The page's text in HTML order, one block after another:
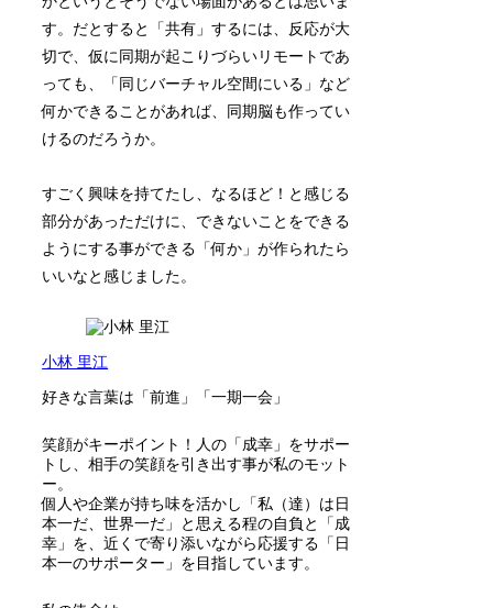
す。だとすると「共有」するには、反応が大
切で、仮に同期が起こりづらいリモートであ
っても、「同じバーチャル空間にいる」など
何かできることがあれば、同期脳も作ってい
けるのだろうか。
すごく興味を持てたし、なるほど！と感じる
部分があっただけに、できないことをできる
ようにする事ができる「何か」が作られたら
いいなと感じました。
小林 里江
好きな言葉は「前進」「一期一会」
笑顔がキーポイント！人の「成幸」をサポー
トし、相手の笑顔を引き出す事が私のモット
ー。
個人や企業が持ち味を活かし「私（達）は日
本一だ、世界一だ」と思える程の自負と「成
幸」を、近くで寄り添いながら応援する「日
本一のサポーター」を目指しています。